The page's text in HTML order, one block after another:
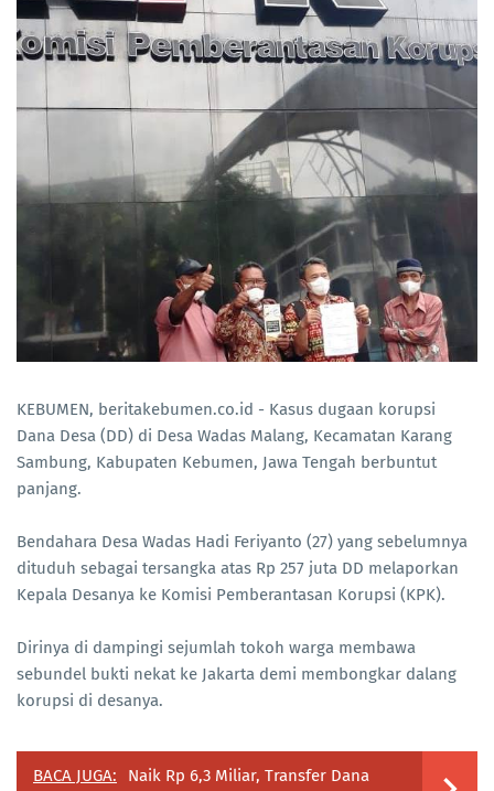
KEBUMEN, beritakebumen.co.id - Kasus dugaan korupsi
Dana Desa (DD) di Desa Wadas Malang, Kecamatan Karang
Sambung, Kabupaten Kebumen, Jawa Tengah berbuntut
panjang.
Bendahara Desa Wadas Hadi Feriyanto (27) yang sebelumnya
dituduh sebagai tersangka atas Rp 257 juta DD melaporkan
Kepala Desanya ke Komisi Pemberantasan Korupsi (KPK).
Dirinya di dampingi sejumlah tokoh warga membawa
sebundel bukti nekat ke Jakarta demi membongkar dalang
korupsi di desanya.
BACA JUGA: Naik Rp 6,3 Miliar, Transfer Dana